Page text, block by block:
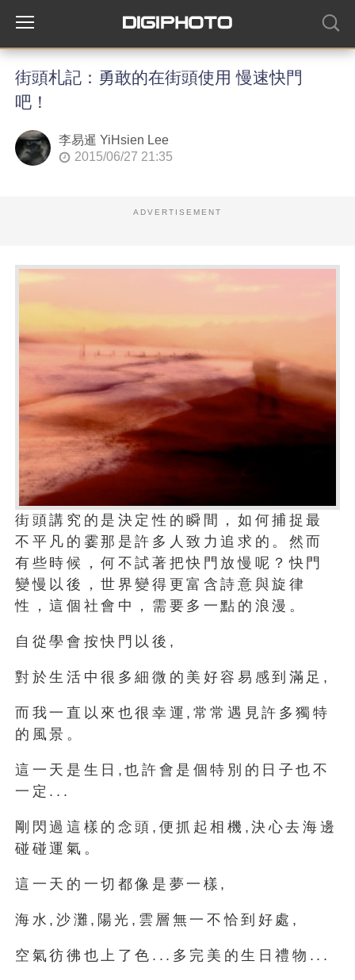
街頭札記：勇敢的在街頭使用 慢速快門
吧！
李易暹 YiHsien Lee
2015/06/27 21:35
ADVERTISEMENT
街頭講究的是決定性的瞬間，如何捕捉最
不平凡的霎那是許多人致力追求的。然而
有些時候，何不試著把快門放慢呢？快門
變慢以後，世界變得更富含詩意與旋律
性，這個社會中，需要多一點的浪漫。
自從學會按快門以後,
對於生活中很多細微的美好容易感到滿足,
而我一直以來也很幸運,常常遇見許多獨特
的風景。
這一天是生日,也許會是個特別的日子也不
一定...
剛閃過這樣的念頭,便抓起相機,決⼼去海邊
碰碰運氣。
這一天的一切都像是夢一樣,
海水,沙灘,陽光,雲層無一不恰到好處,
空氣彷彿也上了色...多完美的生日禮物...